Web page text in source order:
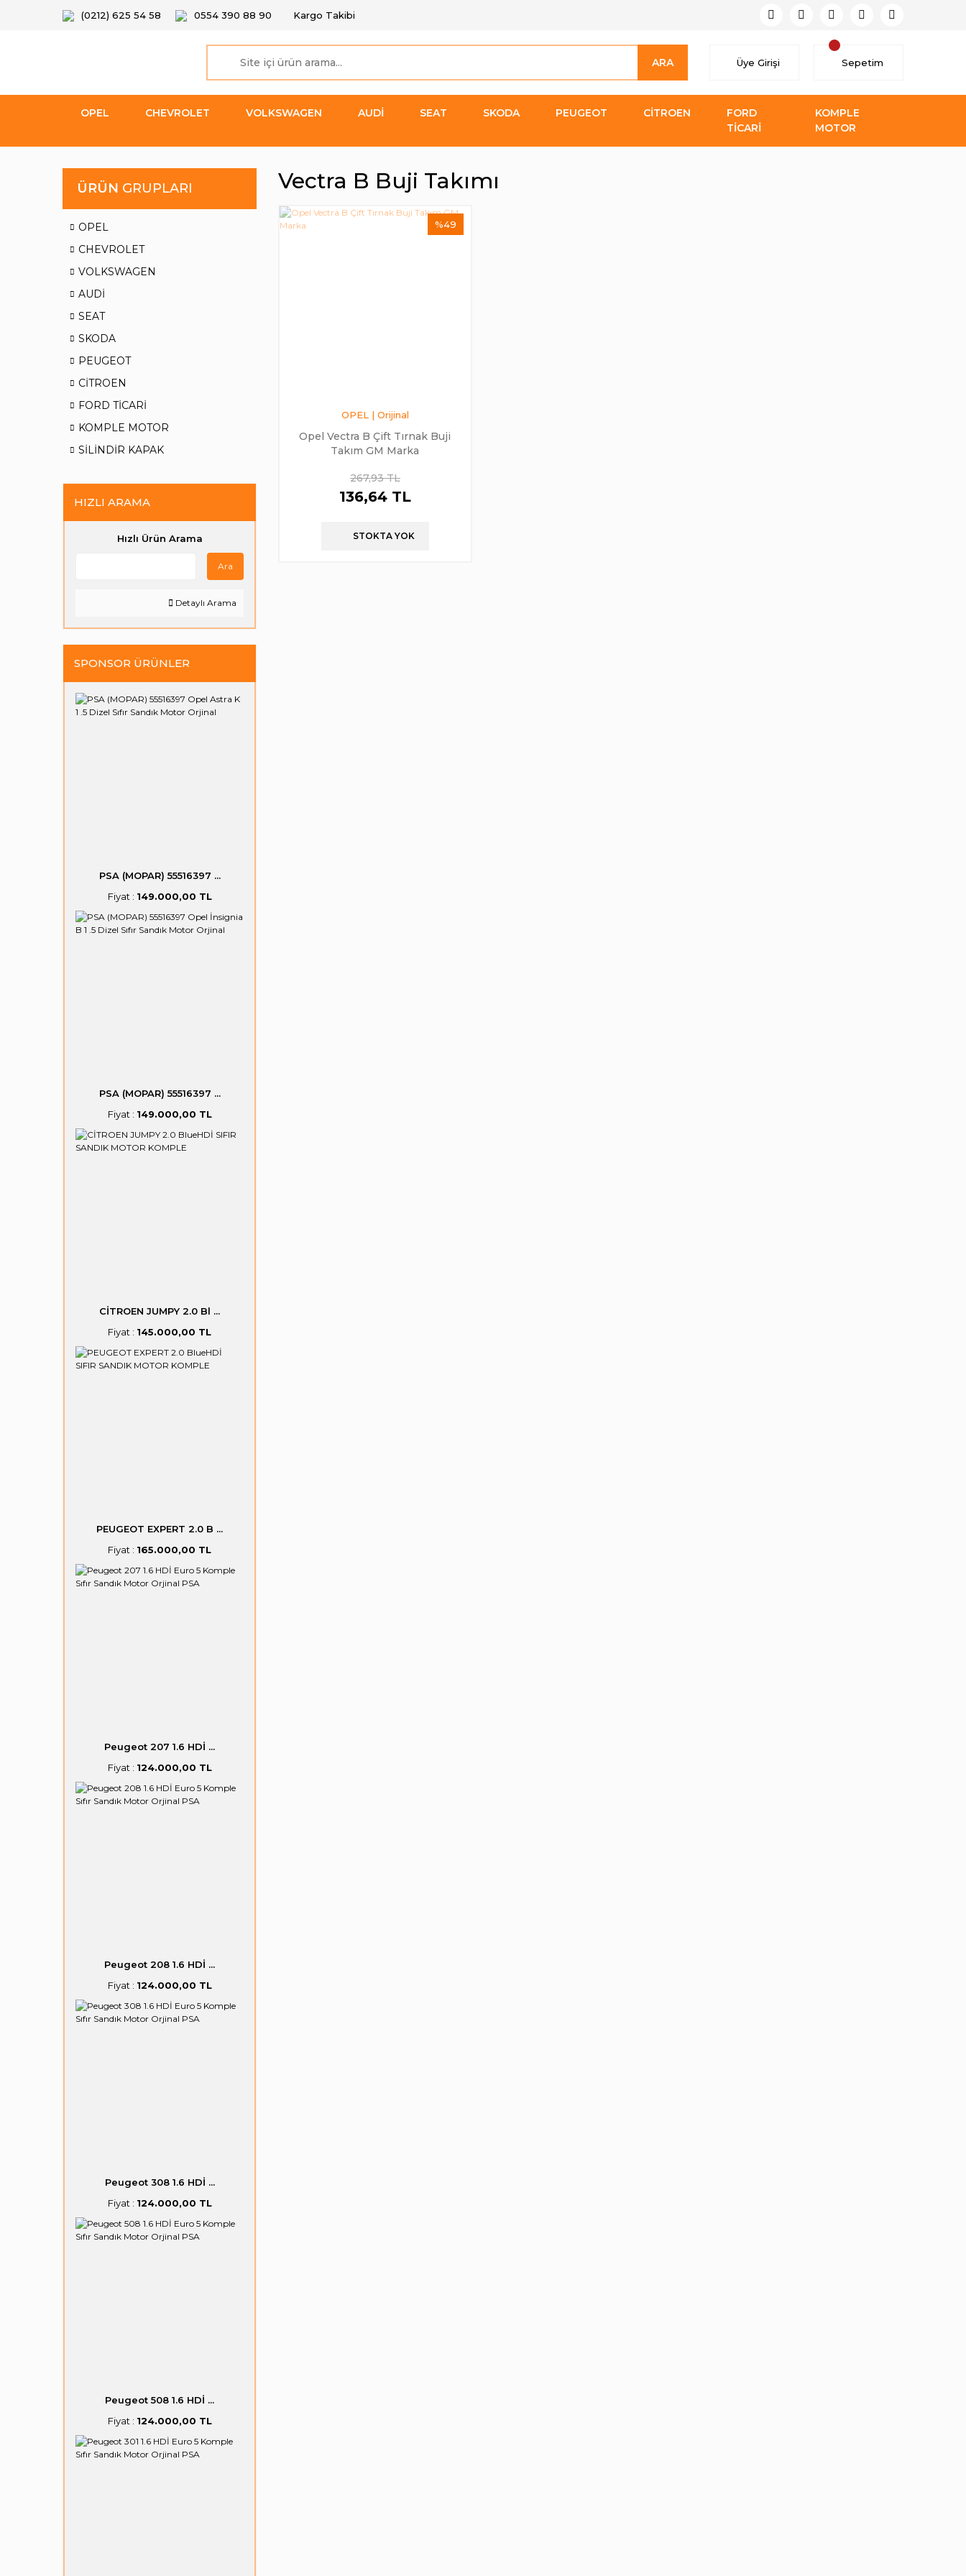
(0212) 625 54 58 0554 390 88 90 Kargo Takibi
ARA Üye Girişi Sepetim
OPEL CHEVROLET VOLKSWAGEN AUDİ SEAT SKODA PEUGEOT CİTROEN
FORD
TİCARİ
KOMPLE
MOTOR
ÜRÜN GRUPLARI
OPEL
CHEVROLET
VOLKSWAGEN
AUDİ
SEAT
SKODA
PEUGEOT
CİTROEN
FORD TİCARİ
KOMPLE MOTOR
SİLİNDİR KAPAK
HIZLI ARAMA
Hızlı Ürün Arama
Ara
Detaylı Arama
SPONSOR ÜRÜNLER
PSA (MOPAR) 55516397 ...
Fiyat : 149.000,00 TL
PSA (MOPAR) 55516397 ...
Fiyat : 149.000,00 TL
CİTROEN JUMPY 2.0 Bl ...
Fiyat : 145.000,00 TL
PEUGEOT EXPERT 2.0 B ...
Fiyat : 165.000,00 TL
Peugeot 207 1.6 HDİ ...
Fiyat : 124.000,00 TL
Peugeot 208 1.6 HDİ ...
Fiyat : 124.000,00 TL
Peugeot 308 1.6 HDİ ...
Fiyat : 124.000,00 TL
Peugeot 508 1.6 HDİ ...
Fiyat : 124.000,00 TL
Vectra B Buji Takımı
%49
OPEL | Orijinal
Opel Vectra B Çift Tırnak Buji
Takım GM Marka
267,93 TL
136,64 TL
STOKTA YOK